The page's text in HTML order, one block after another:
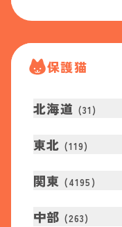
保護猫
北海道 (31 )
東北 (119)
関東 (4195 )
中部 (263)